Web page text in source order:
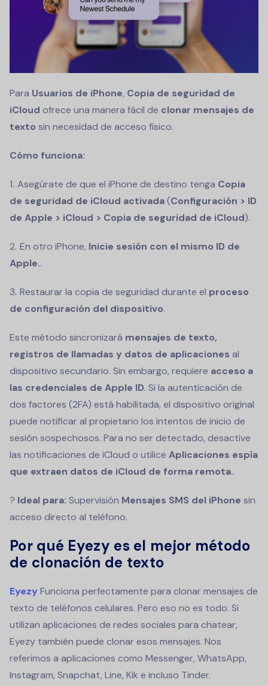
Para Usuarios de iPhone, Copia de seguridad de
iCloud ofrece una manera fácil de clonar mensajes de
texto sin necesidad de acceso físico.
Cómo funciona:
Asegúrate de que el iPhone de destino tenga Copia
de seguridad de iCloud activada(Configuración > ID
de Apple > iCloud > Copia de seguridad de iCloud).
En otro iPhone, Inicie sesión con el mismo ID de
Apple..
Restaurar la copia de seguridad durante el proceso
de configuración del dispositivo.
Este método sincronizará mensajes de texto,
registros de llamadas y datos de aplicaciones al
dispositivo secundario. Sin embargo, requiere acceso a
las credenciales de Apple ID. Si la autenticación de
dos factores (2FA) está habilitada, el dispositivo original
puede notificar al propietario los intentos de inicio de
sesión sospechosos. Para no ser detectado, desactive
las notificaciones de iCloud o utilice Aplicaciones espía
que extraen datos de iCloud de forma remota..
? Ideal para: Supervisión Mensajes SMS del iPhone sin
acceso directo al teléfono.
Por qué Eyezy es el mejor método
de clonación de texto
Eyezy Funciona perfectamente para clonar mensajes de
texto de teléfonos celulares. Pero eso no es todo. Si
utilizan aplicaciones de redes sociales para chatear,
Eyezy también puede clonar esos mensajes. Nos
referimos a aplicaciones como Messenger, WhatsApp,
Instagram, Snapchat, Line, Kik e incluso Tinder.